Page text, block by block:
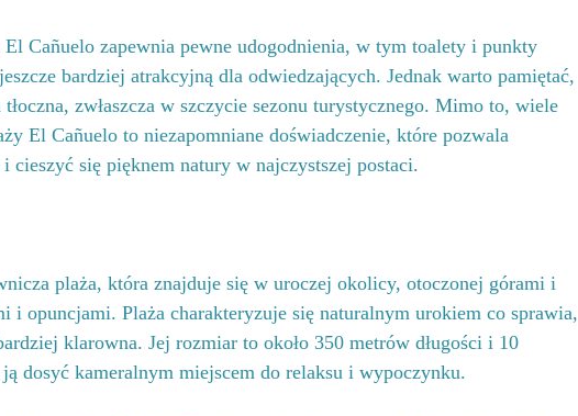
Cañuelo zapewnia pewne udogodnienia, w tym toalety i punkty
bardziej atrakcyjną dla odwiedzających. Jednak warto pamiętać,
zwłaszcza w szczycie sezonu turystycznego. Mimo to, wiele
El Cañuelo to niezapomniane doświadczenie, które pozwala
cieszyć się pięknem natury w najczystszej postaci.
plaża, która znajduje się w uroczej okolicy, otoczonej górami i
i opuncjami. Plaża charakteryzuje się naturalnym urokiem co sprawia,
klarowna. Jej rozmiar to około 350 metrów długości i 10
dosyć kameralnym miejscem do relaksu i wypoczynku.